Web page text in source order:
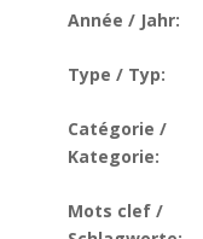
Année / Jahr:
Type / Typ:
Catégorie /
Kategorie:
Mots clef /